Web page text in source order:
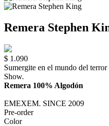
Remera Stephen
$ 1.090
Sumergite en el mundo del
Show.
Remera 100% Algodón
EMEXEM. SINCE 2009
Pre-order
Color